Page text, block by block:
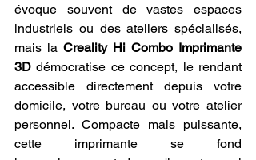
évoque souvent de vastes espaces
industriels ou des ateliers spécialisés,
mais la Creality Hi Combo Imprimante
3D démocratise ce concept, le rendant
accessible directement depuis votre
domicile, votre bureau ou votre atelier
personnel. Compacte mais puissante,
cette imprimante se fond